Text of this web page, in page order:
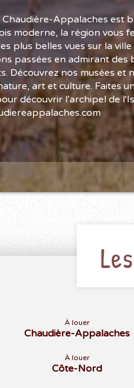
Chaudière-Appalaches est
moderne, la région vous
plus belles vues sur la
passées en admirant des
Découvrez nos musées et
art et culture. Faites
découvrir l'archipel de
Les
À louer
Chaudière-Appalaches
À louer
Côte-Nord